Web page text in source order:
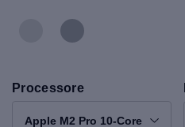
Processore
Apple M2 Pro 10-Core